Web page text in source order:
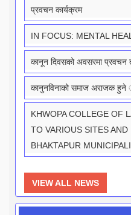
प्रवचन कार्यक्रम
IN FOCUS: MENTAL
कानून दिवसको अवसरमा प्रवचन
कानुनविनाको समाज अराजक
KHWOPA COLLEGE OF
TO VARIOUS SITES
BHAKTAPUR
VIEW ALL NEWS